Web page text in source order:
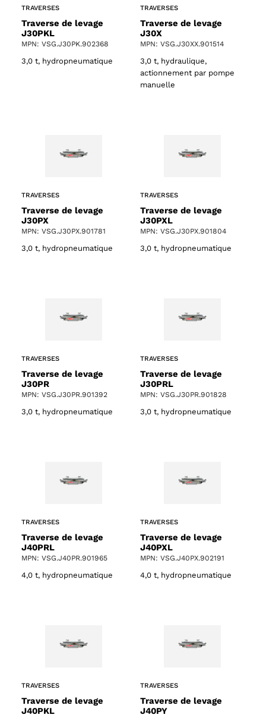
TRAVERSES
Traverse de levage
J30PKL
MPN: VSG.J30PK.902368
3,0 t, hydropneumatique
TRAVERSES
Traverse de levage
J30X
MPN: VSG.J30XX.901514
3,0 t, hydraulique,
actionnement par pompe
manuelle
TRAVERSES
Traverse de levage
J30PX
MPN: VSG.J30PX.901781
3,0 t, hydropneumatique
TRAVERSES
Traverse de levage
J30PXL
MPN: VSG.J30PX.901804
3,0 t, hydropneumatique
TRAVERSES
Traverse de levage
J30PR
MPN: VSG.J30PR.901392
3,0 t, hydropneumatique
TRAVERSES
Traverse de levage
J30PRL
MPN: VSG.J30PR.901828
3,0 t, hydropneumatique
TRAVERSES
Traverse de levage
J40PRL
MPN: VSG.J40PR.901965
4,0 t, hydropneumatique
TRAVERSES
Traverse de levage
J40PXL
MPN: VSG.J40PX.902191
4,0 t, hydropneumatique
TRAVERSES
Traverse de levage
J40PKL
TRAVERSES
Traverse de levage
J40PY